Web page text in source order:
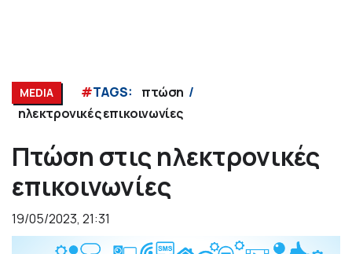
MEDIA #TAGS:
πτώση
ηλεκτρονικές επικοινωνίες
Πτώση στις ηλεκτρονικές
επικοινωνίες
19/05/2023, 21:31